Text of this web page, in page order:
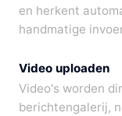
en herkent
handmatige
Video uploaden
Video's worden
berichtengalerij,